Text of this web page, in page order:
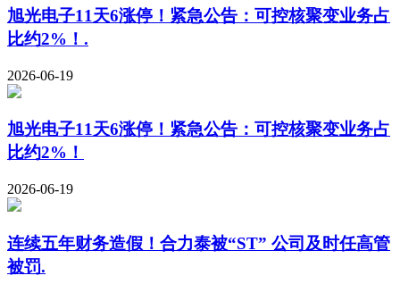
旭光电子11天6涨停！紧急公告：可控核聚变业务占
比约2%！.
2026-06-19
旭光电子11天6涨停！紧急公告：可控核聚变业务占
比约2%！
2026-06-19
连续五年财务造假！合力泰被“ST” 公司及时任高管
被罚.